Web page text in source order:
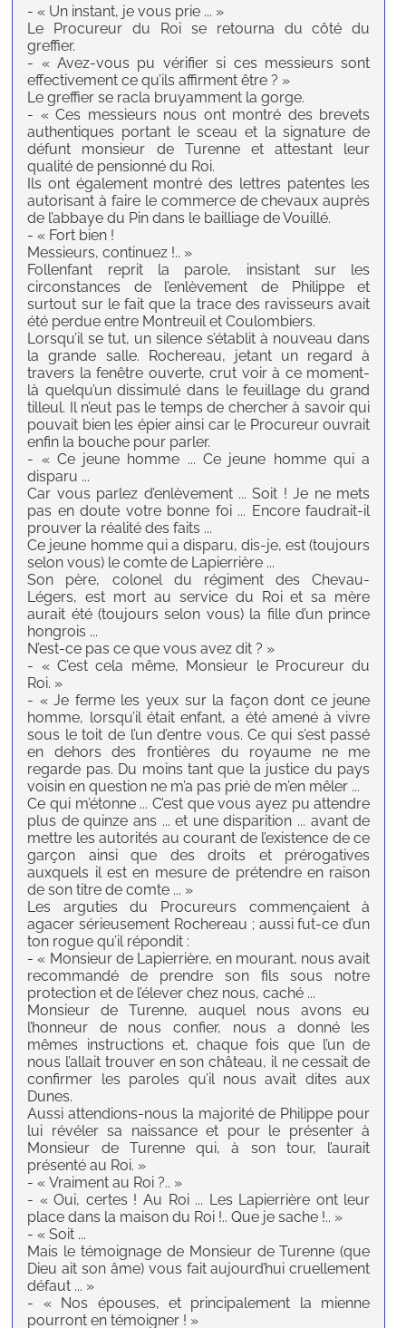
- « Un instant, je vous prie ... »
Le Procureur du Roi se retourna du côté du
greffier.
- « Avez-vous pu vérifier si ces messieurs sont
effectivement ce qu’ils affirment être ? »
Le greffier se racla bruyamment la gorge.
- « Ces messieurs nous ont montré des brevets
authentiques portant le sceau et la signature de
défunt monsieur de Turenne et attestant leur
qualité de pensionné du Roi.
Ils ont également montré des lettres patentes les
autorisant à faire le commerce de chevaux auprès
de l’abbaye du Pin dans le bailliage de Vouillé.
- « Fort bien !
Messieurs, continuez !.. »
Follenfant reprit la parole, insistant sur les
circonstances de l’enlèvement de Philippe et
surtout sur le fait que la trace des ravisseurs avait
été perdue entre Montreuil et Coulombiers.
Lorsqu’il se tut, un silence s’établit à nouveau dans
la grande salle. Rochereau, jetant un regard à
travers la fenêtre ouverte, crut voir à ce moment-
là quelqu’un dissimulé dans le feuillage du grand
tilleul. Il n’eut pas le temps de chercher à savoir qui
pouvait bien les épier ainsi car le Procureur ouvrait
enfin la bouche pour parler.
- « Ce jeune homme ... Ce jeune homme qui a
disparu ...
Car vous parlez d’enlèvement ... Soit ! Je ne mets
pas en doute votre bonne foi ... Encore faudrait-il
prouver la réalité des faits ...
Ce jeune homme qui a disparu, dis-je, est (toujours
selon vous) le comte de Lapierrière ...
Son père, colonel du régiment des Chevau-
Légers, est mort au service du Roi et sa mère
aurait été (toujours selon vous) la fille d’un prince
hongrois ...
N’est-ce pas ce que vous avez dit ? »
- « C’est cela même, Monsieur le Procureur du
Roi. »
- « Je ferme les yeux sur la façon dont ce jeune
homme, lorsqu’il était enfant, a été amené à vivre
sous le toit de l’un d’entre vous. Ce qui s’est passé
en dehors des frontières du royaume ne me
regarde pas. Du moins tant que la justice du pays
voisin en question ne m’a pas prié de m’en mêler ...
Ce qui m’étonne ... C’est que vous ayez pu attendre
plus de quinze ans ... et une disparition ... avant de
mettre les autorités au courant de l’existence de ce
garçon ainsi que des droits et prérogatives
auxquels il est en mesure de prétendre en raison
de son titre de comte ... »
Les arguties du Procureurs commençaient à
agacer sérieusement Rochereau ; aussi fut-ce d’un
ton rogue qu’il répondit :
- « Monsieur de Lapierrière, en mourant, nous avait
recommandé de prendre son fils sous notre
protection et de l’élever chez nous, caché ...
Monsieur de Turenne, auquel nous avons eu
l’honneur de nous confier, nous a donné les
mêmes instructions et, chaque fois que l’un de
nous l’allait trouver en son château, il ne cessait de
confirmer les paroles qu’il nous avait dites aux
Dunes.
Aussi attendions-nous la majorité de Philippe pour
lui révéler sa naissance et pour le présenter à
Monsieur de Turenne qui, à son tour, l’aurait
présenté au Roi. »
- « Vraiment au Roi ?.. »
- « Oui, certes ! Au Roi ... Les Lapierrière ont leur
place dans la maison du Roi !.. Que je sache !.. »
- « Soit ...
Mais le témoignage de Monsieur de Turenne (que
Dieu ait son âme) vous fait aujourd’hui cruellement
défaut ... »
- « Nos épouses, et principalement la mienne
pourront en témoigner ! »